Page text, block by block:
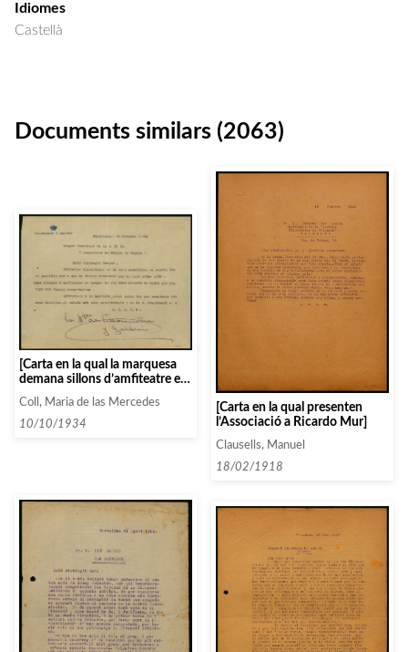
Idiomes
Castellà
Documents similars (2063)
[Carta en la qual la marquesa
demana sillons d’amfiteatre en
comptes de sillons de segon pis
per a la temporada 1934-1935]
Coll, Maria de las Mercedes
10/10/1934
[Carta en la qual presenten
l’Associació a Ricardo Mur]
Clausells, Manuel
18/02/1918